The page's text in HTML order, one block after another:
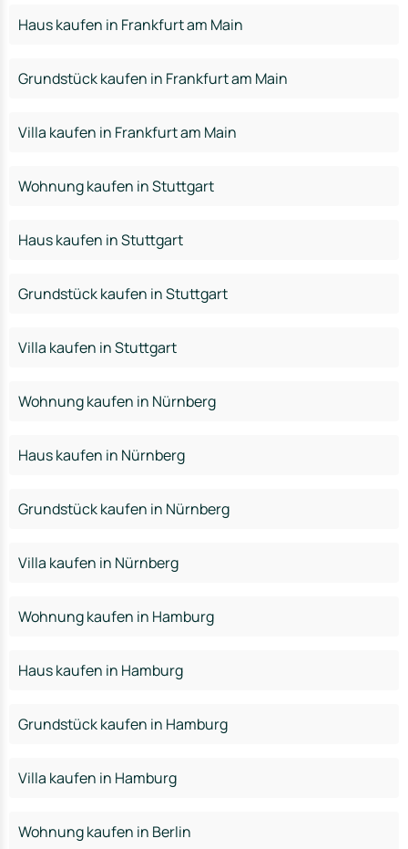
Haus kaufen in Frankfurt am Main
Grundstück kaufen in Frankfurt am Main
Villa kaufen in Frankfurt am Main
Wohnung kaufen in Stuttgart
Haus kaufen in Stuttgart
Grundstück kaufen in Stuttgart
Villa kaufen in Stuttgart
Wohnung kaufen in Nürnberg
Haus kaufen in Nürnberg
Grundstück kaufen in Nürnberg
Villa kaufen in Nürnberg
Wohnung kaufen in Hamburg
Haus kaufen in Hamburg
Grundstück kaufen in Hamburg
Villa kaufen in Hamburg
Wohnung kaufen in Berlin